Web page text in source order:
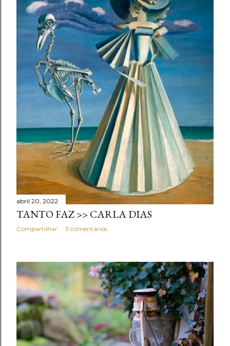
abril 20, 2022
TANTO FAZ >> CARLA DIAS
Compartilhar 3 comentários